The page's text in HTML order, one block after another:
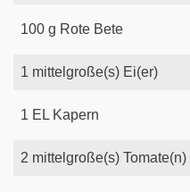
100 g Rote Bete
1 mittelgroße(s) Ei(er)
1 EL Kapern
2 mittelgroße(s) Tomate(n)